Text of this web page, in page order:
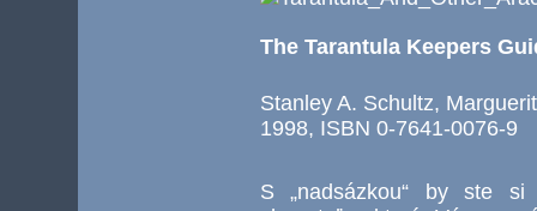
The Tarantula Keepers
Stanley A. Schultz,
1998, ISBN 0-7641-0076-9
S „nadsázkou“ by ste